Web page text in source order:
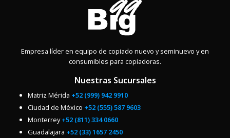
Empresa líder en equipo de copiado nuevo y seminuevo y en
consumibles para copiadoras.
Nuestras Sucursales
Matriz Mérida +52 (999) 942 9910
Ciudad de México +52 (555) 587 9603
Monterrey+52 (811) 334 0660
Guadalajara +52 (33) 1657 2450